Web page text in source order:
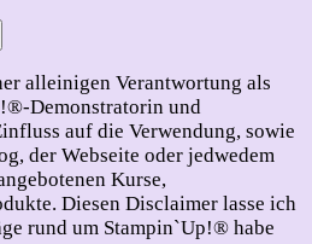
alleinigen Verantwortung als
Demonstratorin und
auf die Verwendung, sowie
der Webseite oder jedwedem
Kurse,
Diesen Disclaimer lasse ich
rund um Stampin`Up!® habe